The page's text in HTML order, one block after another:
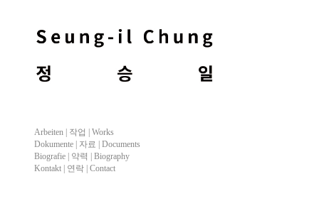
Arbeiten | 작업
| Works
Dokumente | 자료 | Documents
Biografie | 약력
| Biography
Kontakt |
연락 | Contact